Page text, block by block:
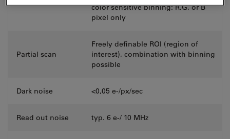
color sensitive binning: R,G, or B
pixel only
Partial scan
Freely definable ROI (region of
interest), combination with binning
possible
Dark noise <0,05 e-/px/sec
Read out noise typ. 6 e-/ 10 MHz